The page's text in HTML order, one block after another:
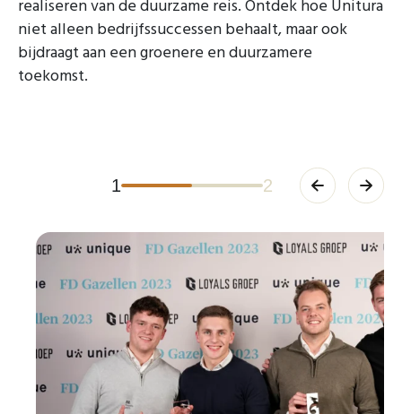
realiseren van de duurzame reis. Ontdek hoe Unitura
niet alleen bedrijfssuccessen behaalt, maar ook
bijdraagt aan een groenere en duurzamere
toekomst.
1 2